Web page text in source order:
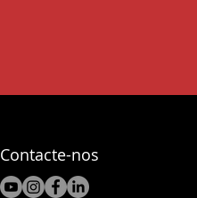
Contacte-nos